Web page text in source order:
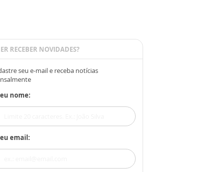
RECEBER NOVIDADES?
seu e-mail e receba notícias
nome:
email: